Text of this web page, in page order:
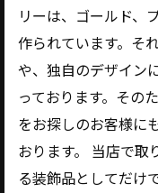
リーは、ゴールド、
作られています。そ
や、独自のデザイン
っております。その
をお探しのお客様に
おります。 当店で取
る装飾品としてだけ